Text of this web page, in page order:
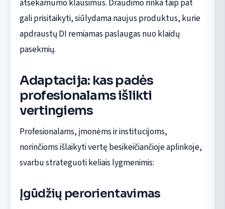
atsekamumo klausimus. Draudimo rinka taip pat
gali prisitaikyti, siūlydama naujus produktus, kurie
apdraustų DI remiamas paslaugas nuo klaidų
pasekmių.
Adaptacija: kas padės
profesionalams išlikti
vertingiems
Profesionalams, įmonėms ir institucijoms,
norinčioms išlaikyti vertę besikeičiančioje aplinkoje,
svarbu strateguoti keliais lygmenimis:
Įgūdžių perorientavimas